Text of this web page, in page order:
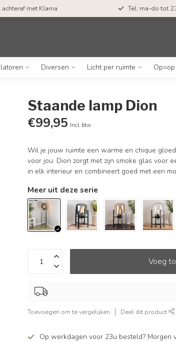
met Klarna Tel: ma-do tot
Diversen Licht per ruimte Op=op
Staande lamp Dion
€99,95 Incl. btw
Wil je jouw ruimte een warme en chique
voor jou. Dion zorgt met zijn smoke glas voor
in elk interieur en combineert goed met een
Meer uit deze serie
Voeg
Toevoegen om te vergelijken Deel dit product
Op werkdagen voor 23u besteld? Morgen